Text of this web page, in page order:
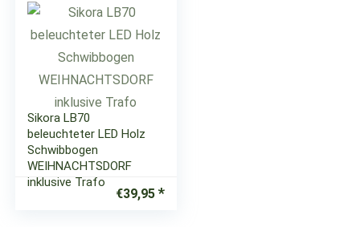
Sikora LB70
beleuchteter LED Holz
Schwibbogen
WEIHNACHTSDORF
inklusive Trafo
€39,95